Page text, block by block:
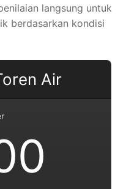
langsung untuk
berdasarkan kondisi
Air